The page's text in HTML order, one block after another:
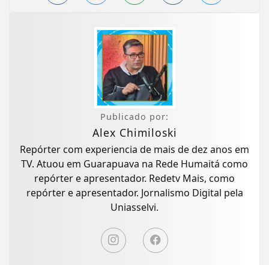
Publicado por:
Alex Chimiloski
Repórter com experiencia de mais de dez anos em
TV. Atuou em Guarapuava na Rede Humaitá como
repórter e apresentador. Redetv Mais, como
repórter e apresentador. Jornalismo Digital pela
Uniasselvi.